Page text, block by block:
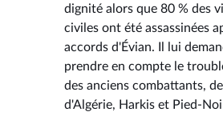
dignité alors que 80 % des
civiles ont été assassinées
accords d'Évian. Il lui
prendre en compte le
des anciens combattants,
d'Algérie, Harkis et Pied-